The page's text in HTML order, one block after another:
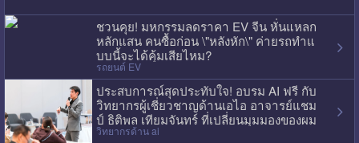
ชวนคุย! มหกรรมลดราคา EV จีน หั่นแหลก
หลักแสน คนซื้อก่อน \"หลังหัก\" ค่ายรถทำแ
บบนี้จะได้คุ้มเสียไหม?
รถยนต์ EV
ประสบการณ์สุดประทับใจ! อบรม AI ฟรี กับ
วิทยากรผู้เชี่ยวชาญด้านเอไอ อาจารย์แชม
ป์ ธิติพล เทียมจันทร์ ที่เปลี่ยนมุมมองของผม
ไปเลย
วิทยากรด้าน ai